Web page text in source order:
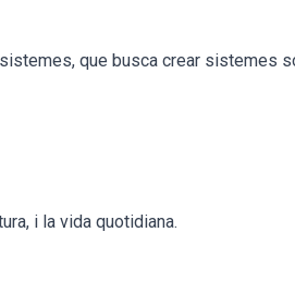
que busca crear sistemes
i la vida quotidiana.